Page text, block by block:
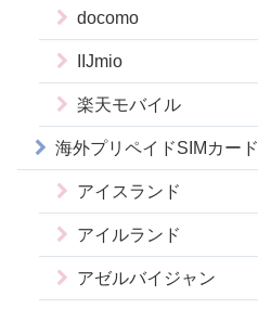
docomo
IIJmio
楽天モバイル
海外プリペイドSIMカード
アイスランド
アイルランド
アゼルバイジャン